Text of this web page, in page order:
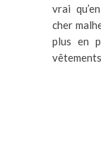
vrai
cher
plus en